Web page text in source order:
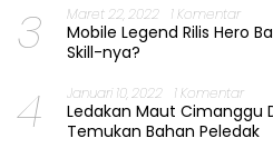
3 Maret 22, 2022 1 Komentar
Mobile Legend Rilis Hero
Skill-nya?
4 Januari 10, 2022 1 Komentar
Ledakan Maut Cimanggu
Temukan Bahan Peledak